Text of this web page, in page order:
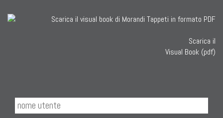
Scarica il
Visual Book (pdf)